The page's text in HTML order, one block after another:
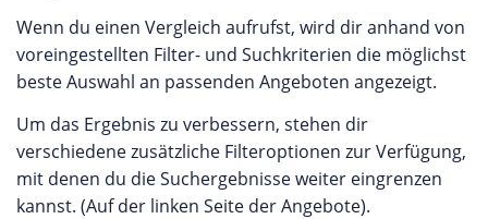
Wenn du einen Vergleich aufrufst, wird dir anhand von
voreingestellten Filter- und Suchkriterien die möglichst
beste Auswahl an passenden Angeboten angezeigt.
Um das Ergebnis zu verbessern, stehen dir
verschiedene zusätzliche Filteroptionen zur Verfügung,
mit denen du die Suchergebnisse weiter eingrenzen
kannst. (Auf der linken Seite der Angebote).